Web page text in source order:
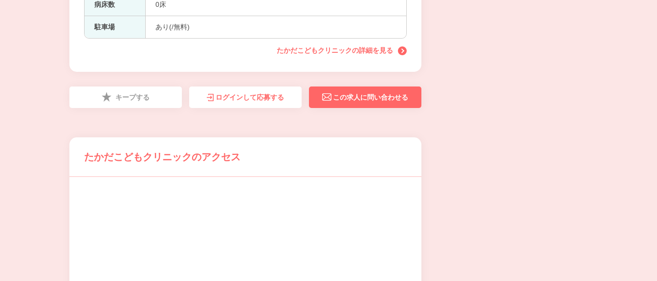
病床数 0床
駐車場 あり(/無料)
たかだこどもクリニックの詳細を見る
キープする ログインして応募する この求人に問い合わせる
たかだこどもクリニックのアクセス